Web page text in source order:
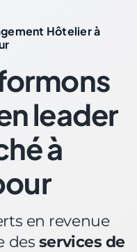
Hôtelier à
leader
à
en revenue
des services de